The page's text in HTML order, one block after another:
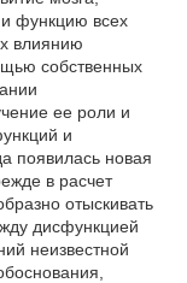
функцию всех
влиянию
собственных
ее роли и
и
появилась новая
в расчет
отыскивать
дисфункцией
неизвестной